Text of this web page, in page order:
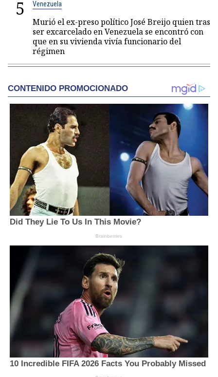
5 Venezuela
Murió el ex-preso político José Breijo quien tras
ser excarcelado en Venezuela se encontró con
que en su vivienda vivía funcionario del
régimen